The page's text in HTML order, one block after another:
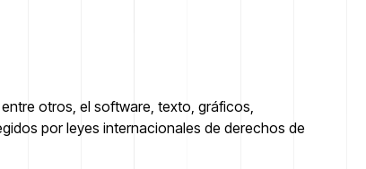
otros, el software, texto, gráficos,
por leyes internacionales de derechos de